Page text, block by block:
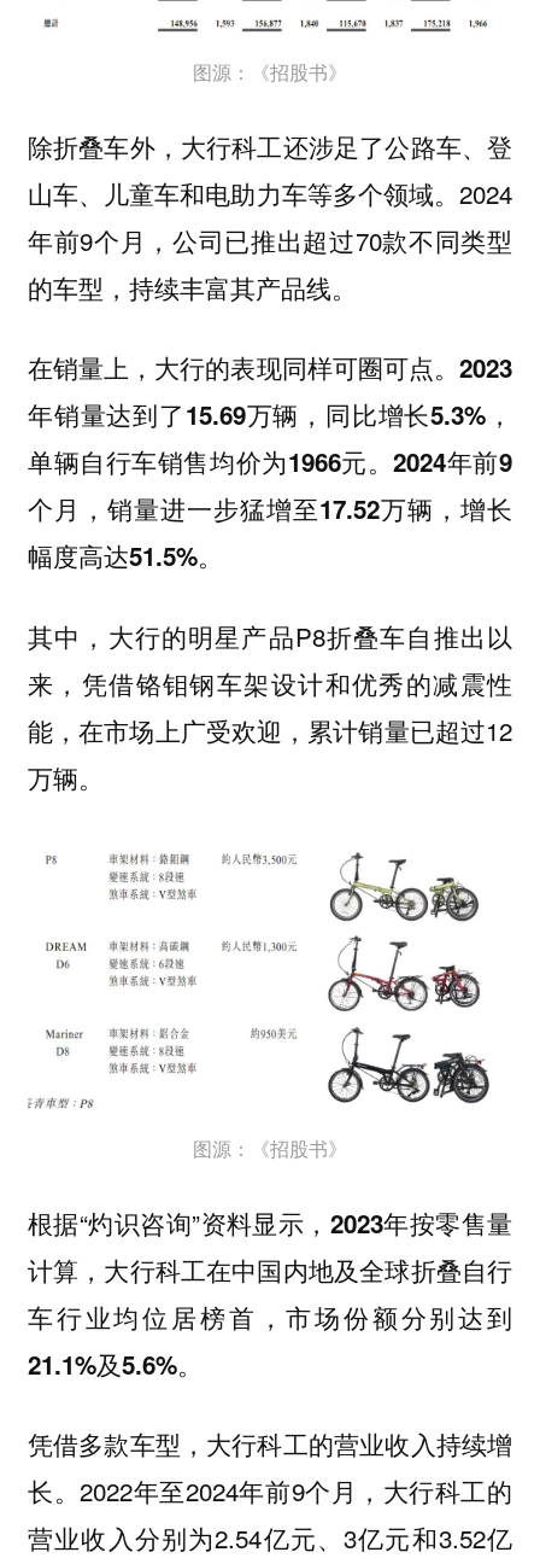
图源：《招股书》
除折叠车外，大行科工还涉足了公路车、登
山车、儿童车和电助力车等多个领域。2024
年前9个月，公司已推出超过70款不同类型
的车型，持续丰富其产品线。
在销量上，大行的表现同样可圈可点。2023
年销量达到了15.69万辆，同比增长5.3%，
单辆自行车销售均价为1966元。2024年前9
个月，销量进一步猛增至17.52万辆，增长
幅度高达51.5%。
其中，大行的明星产品P8折叠车自推出以
来，凭借铬钼钢车架设计和优秀的减震性
能，在市场上广受欢迎，累计销量已超过12
万辆。
图源：《招股书》
根据“灼识咨询”资料显示， 2023年按零售量
计算，大行科工在中国内地及全球折叠自行
车行业均位居榜首，市场份额分别达到
21.1%及5.6%。
凭借多款车型，大行科工的营业收入持续增
长。2022年至2024年前9个月，大行科工的
营业收入分别为2.54亿元、3亿元和3.52亿